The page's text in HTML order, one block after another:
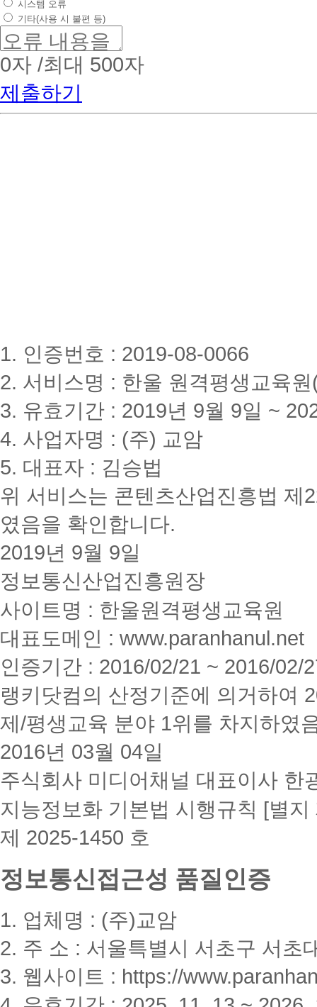
시스템 오류
기타(사용 시 불편 등)
0자 /최대 500자
제출하기
1. 인증번호 : 2019-08-0066
2. 서비스명 : 한울 원격평생교육
3. 유효기간 : 2019년 9월 9일 ~
4. 사업자명 : (주) 교암
5. 대표자 : 김승법
위 서비스는 콘텐츠산업진흥법 제
였음을 확인합니다.
2019년 9월 9일
정보통신산업진흥원장
사이트명 : 한울원격평생교육원
대표도메인 : www.paranhanul.net
인증기간 : 2016/02/21 ~ 2016/02/
랭키닷컴의 산정기준에 의거하여
제/평생교육 분야 1위를 차지하였
2016년 03월 04일
주식회사 미디어채널 대표이사 한
지능정보화 기본법 시행규칙 [별지
제 2025-1450 호
정보통신접근성 품질인증
1. 업체명 : (주)교암
2. 주 소 : 서울특별시 서초구 서초
3. 웹사이트 : https://